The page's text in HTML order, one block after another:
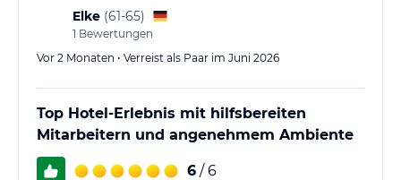
Elke (61-65)
1 Bewertungen
Vor 2 Monaten • Verreist als Paar im Juni 2026
Top Hotel-Erlebnis mit hilfsbereiten
Mitarbeitern und angenehmem Ambiente
6 / 6